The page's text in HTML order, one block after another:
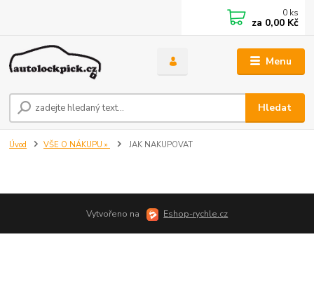
Menu
Hledat
0 ks
za 0,00 Kč
Úvod VŠE O NÁKUPU » JAK NAKUPOVAT
Vytvořeno na Eshop-rychle.cz